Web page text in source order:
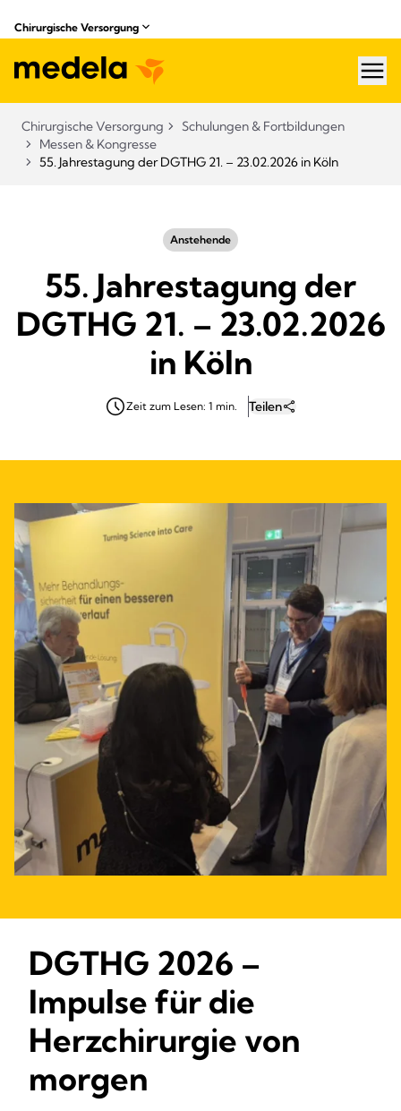
Chirurgische Versorgung
Chirurgische Versorgung
Schulungen & Fortbildungen
Messen & Kongresse
55. Jahrestagung der DGTHG 21. – 23.02.2026 in Köln
Anstehende
55. Jahrestagung der
DGTHG 21. – 23.02.2026
in Köln
Zeit zum Lesen: 1 min. Teilen
DGTHG 2026 –
Impulse für die
Herzchirurgie von
morgen